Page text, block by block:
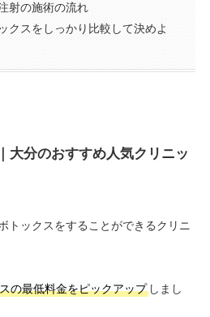
射の施術の流れ
クスをしっかり比較して決めよ
大分のおすすめ人気クリニッ
トックスをすることができるクリニ
の最低料金をピックアップしまし